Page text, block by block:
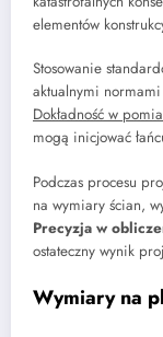
elementów
Stosowanie
aktualnymi
Dokładność w
mogą inicjować
Podczas procesu
na wymiary ścian,
Precyzja w
ostateczny wynik
Wymiary na